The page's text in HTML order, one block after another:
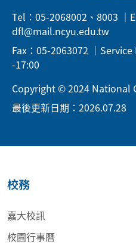
Tel：05-2068002、8003 ｜
dfl@mail.ncyu.edu.tw
Fax：05-2063072 ｜
-17:00
Copyright © 2024 National
最後更新日期：2026.07.28
校務
嘉大校訊
校園行事曆